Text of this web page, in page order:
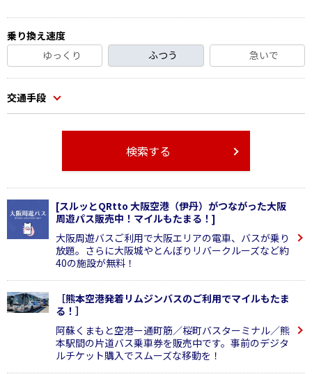
乗り換え速度
ゆっくり
ふつう 急いで
交通手段
検索する
[スルッとQRtto 大阪空港（伊丹）がつながった大阪
周遊パス販売中！マイルもたまる！]
大阪周遊バスご利用で大阪エリアの電車、バスが乗り
放題。さらに大阪城やとんぼりリバークルーズなど約
40の施設が無料！
［熊本空港発着リムジンバスのご利用でマイルもたま
る！］
阿蘇くまもと空港ー通町筋／桜町バスターミナル／熊
本駅間の片道バス乗車券を販売中です。事前のデジタ
ルチケット購入でスムーズな移動を！